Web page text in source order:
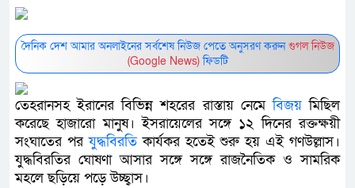
দৈনিক দেশ আমার অনলাইনের সর্বশেষ নিউজ পেতে অনুসরণ করুনগুগল নিউজ
(Google News)ফিডটি
তেহরানসহ ইরানের বিভিন্ন শহরের রাস্তায় নেমেবিজয়মিছিল
করেছে হাজারো মানুষ। ইসরায়েলের সঙ্গে ১২ দিনের রক্তক্ষয়ী
সংঘাতের পরযুদ্ধবিরতিকার্যকর হতেই শুরু হয় এই গণউল্লাস।
যুদ্ধবিরতির ঘোষণা আসার সঙ্গে সঙ্গে রাজনৈতিক ও সামরিক
মহলে ছড়িয়ে পড়ে উচ্ছ্বাস।